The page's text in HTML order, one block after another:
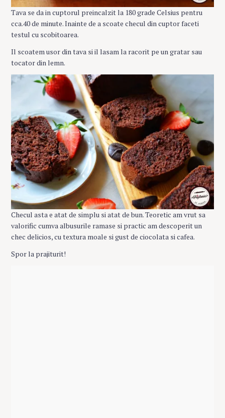
Tava se da in cuptorul preincalzit la 180 grade Celsius pentru
cca.40 de minute. Inainte de a scoate checul din cuptor faceti
testul cu scobitoarea.
Il scoatem usor din tava si il lasam la racorit pe un gratar sau
tocator din lemn.
Checul asta e atat de simplu si atat de bun. Teoretic am vrut sa
valorific cumva albusurile ramase si practic am descoperit un
chec delicios, cu textura moale si gust de ciocolata si cafea.
Spor la prajiturit!